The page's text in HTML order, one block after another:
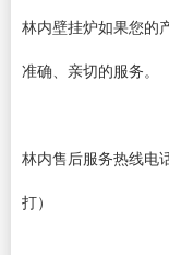
林内壁挂炉如果您的
准确、亲切的服务。
林内售后服务热线电
打）